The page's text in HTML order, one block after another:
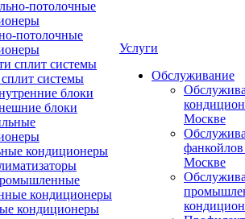
потолочные
системы
блоки
блоки
кондиционеры
кондиционеры
Услуги
Обслуживание
Москве
Москве